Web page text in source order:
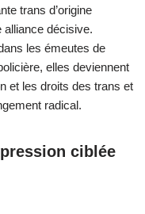
trans d’origine
alliance décisive.
les émeutes de
elles deviennent
et les droits des trans et
radical.
ciblée